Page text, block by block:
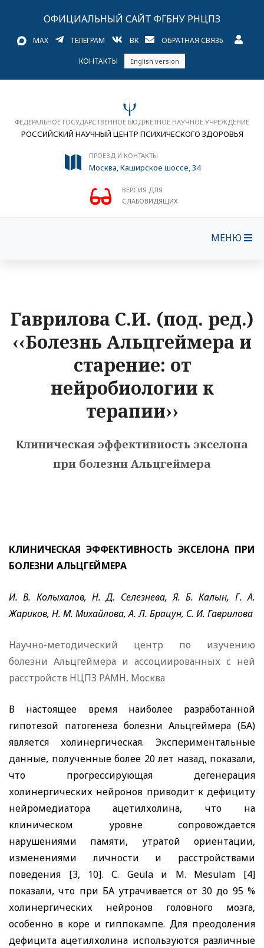
ОФИЦИАЛЬНЫЙ САЙТ ФГБНУ РНЦПЗ
MAX ТЕЛЕГРАМ ВК ОБРАТНАЯ СВЯЗЬ
КОНТАКТЫ English version
ФЕДЕРАЛЬНОЕ ГОСУДАРСТВЕННОЕ БЮДЖЕТНОЕ НАУЧНОЕ УЧРЕЖДЕНИЕ
РОССИЙСКИЙ НАУЧНЫЙ ЦЕНТР ПСИХИЧЕСКОГО ЗДОРОВЬЯ
ПРОЕЗД И КОНТАКТЫ
Москва, Каширское шоссе, 34
ВЕРСИЯ ДЛЯ
СЛАБОВИДЯЩИХ
МЕНЮ
Гаврилова С.И. (под. ред.)
‹‹Болезнь Альцгеймера и
старение: от
нейробиологии к
терапии››
Клиническая эффективность экселона
при болезни Альцгеймера
КЛИНИЧЕСКАЯ ЭФФЕКТИВНОСТЬ ЭКСЕЛОНА ПРИ
БОЛЕЗНИ АЛЬЦГЕЙМЕРА
И. В. Колыхалов, Н. Д. Селезнева, Я. Б. Калын, Г. А.
Жариков, Н. М. Михайлова, А. Л. Брацун, С. И. Гаврилова
Научно-методический центр по изучению
болезни Альцгеймера и ассоциированных с ней
расстройств НЦПЗ РАМН, Москва
В настоящее время наиболее разработанной
гипотезой патогенеза болезни Альцгеймера (БА)
является холинергическая. Экспериментальные
данные, полученные более 20 лет назад, показали,
что прогрессирующая дегенерация
холинергических нейронов приводит к дефициту
нейромедиатора ацетилхолина, что на
клиническом уровне сопровождается
нарушениями памяти, утратой ориентации,
изменениями личности и расстройствами
поведения [3, 10]. С. Geulaи М. Mesulam [4]
показали, что при БА утрачивается от 30 до 95 %
холинергических нейронов головного мозга,
особенно в коре и гиппокампе. Для преодоления
дефицита ацетилхолина используются различные